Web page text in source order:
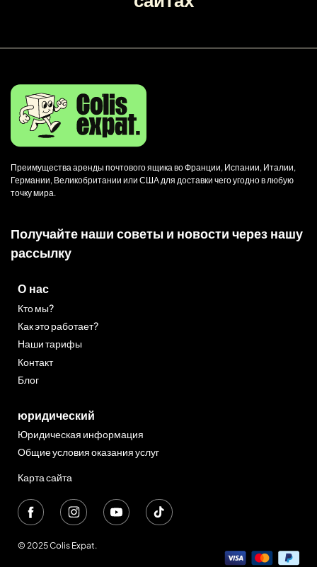
Преимущества аренды почтового ящика во Франции, Испании, Италии,
Германии, Великобритании или США для доставки чего угодно в любую
точку мира.
Получайте наши советы и новости через нашу
рассылку
О нас
Кто мы?
Как это работает?
Наши тарифы
Контакт
Блог
юридический
Юридическая информация
Общие условия оказания услуг
Карта сайта
© 2025 Colis Expat.